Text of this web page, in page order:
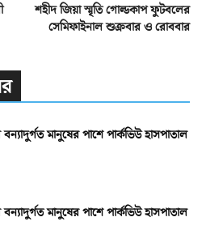
শহীদ জিয়া স্মৃতি গোল্ডকাপ ফুটবলের
সেমিফাইনাল শুক্রবার ও রোববার
বন্যাদুর্গত মানুষের পাশে পার্কভিউ হাসপাতাল
বন্যাদুর্গত মানুষের পাশে পার্কভিউ হাসপাতাল